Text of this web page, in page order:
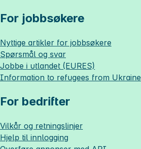
For jobbsøkere
Nyttige artikler for jobbsøkere
Spørsmål og svar
Jobbe i utlandet (EURES)
Information to refugees from Ukraine
For bedrifter
Vilkår og retningslinjer
Hjelp til innlogging